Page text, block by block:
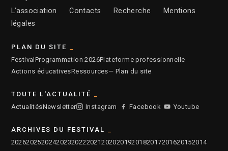
L’association
Contacts Recherche
Mentions
légales
PLAN DU SITE
Festival Programmation 2026Plateforme professionnelle
Actions éducativesRessources— Plan du site
TOUTE L'ACTUALITÉ
ActualitésNewsletter Instagram Facebook Youtube
ARCHIVES DU FESTIVAL
2026202520242023202220212020201920182017201620152014